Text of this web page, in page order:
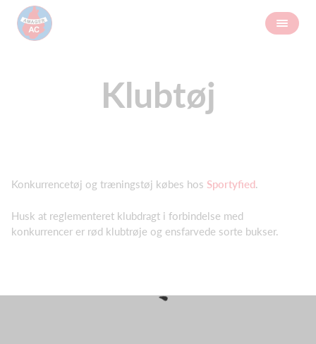
Klubtøj
Konkurrencetøj og træningstøj købes hos Sportyfied.
Husk at reglementeret klubdragt i forbindelse med
konkurrencer er rød klubtrøje og ensfarvede sorte bukser.